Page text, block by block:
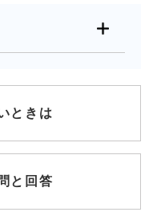
ときは
と回答